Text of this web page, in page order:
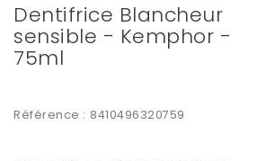
Dentifrice Blancheur
sensible - Kemphor -
75ml
Référence : 8410496320759